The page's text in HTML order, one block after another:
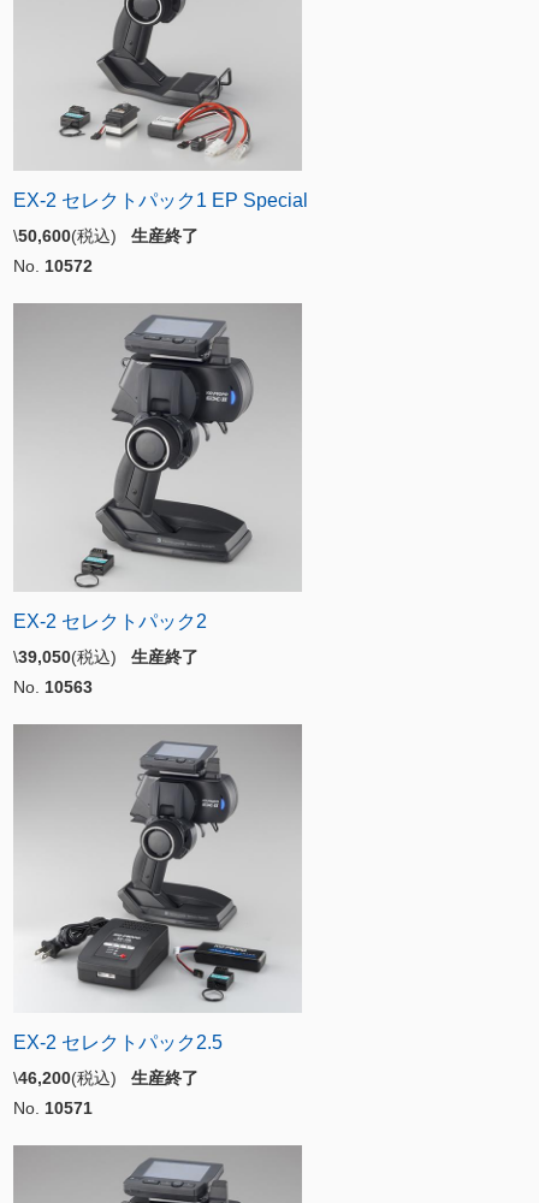
EX-2 セレクトパック1 EP Special
\50,600(税込) 生産終了
No. 10572
EX-2 セレクトパック2
\39,050(税込) 生産終了
No. 10563
EX-2 セレクトパック2.5
\46,200(税込) 生産終了
No. 10571